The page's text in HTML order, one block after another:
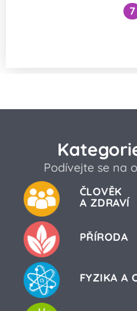
7
Podívejte se na
ČLOVĚK
A ZDRAVÍ
PŘÍRODA
FYZIKA A